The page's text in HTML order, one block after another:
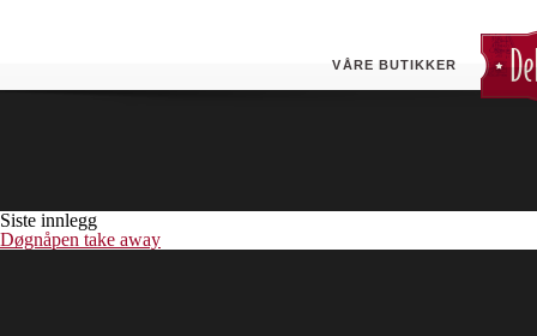
VÅRE BUTIKKER
Siste innlegg
Døgnåpen take away